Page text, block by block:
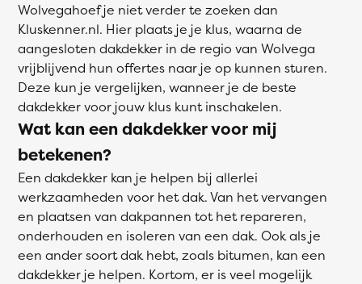
Wolvegahoef je niet verder te zoeken dan
Kluskenner.nl. Hier plaats je je klus, waarna de
aangesloten dakdekker in de regio van Wolvega
vrijblijvend hun offertes naar je op kunnen sturen.
Deze kun je vergelijken, wanneer je de beste
dakdekker voor jouw klus kunt inschakelen.
Wat kan een dakdekker voor mij
betekenen?
Een dakdekker kan je helpen bij allerlei
werkzaamheden voor het dak. Van het vervangen
en plaatsen van dakpannen tot het repareren,
onderhouden en isoleren van een dak. Ook als je
een ander soort dak hebt, zoals bitumen, kan een
dakdekker je helpen. Kortom, er is veel mogelijk